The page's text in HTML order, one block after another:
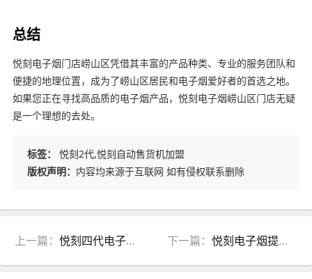
总结
悦刻电子烟门店崂山区凭借其丰富的产品种类、专业的服务团队和
便捷的地理位置，成为了崂山区居民和电子烟爱好者的首选之地。
如果您正在寻找高品质的电子烟产品，悦刻电子烟崂山区门店无疑
是一个理想的去处。
标签：
悦刻2代,悦刻自动售货机加盟
版权声明： 内容均来源于互联网 如有侵权联系删除
上一篇： 悦刻四代电子烟呼吸灯红色(悦刻四代电子烟呼吸灯状态) 下一篇：悦刻电子烟提醒(悦刻电子烟报警)